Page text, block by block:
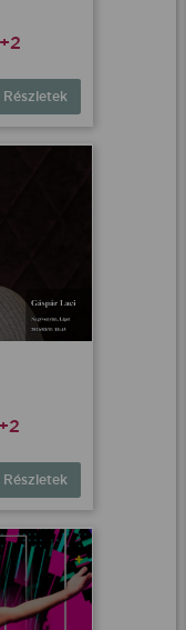
Részletek
Részletek